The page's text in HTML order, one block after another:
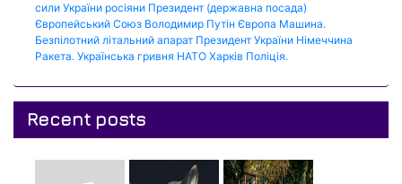
сили України росіяни Президент (державна посада)
Європейський Союз Володимир Путін Європа Машина.
Безпілотний літальний апарат Президент України Німеччина
Ракета. Українська гривня НАТО Харків Поліція.
Recent posts